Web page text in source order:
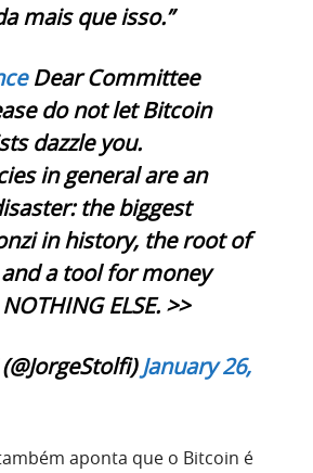
mais que isso.”
Dear Committee
do not let Bitcoin
dazzle you.
in general are an
the biggest
in history, the root of
a tool for money
ELSE. >>
January 26,
aponta que o Bitcoin é